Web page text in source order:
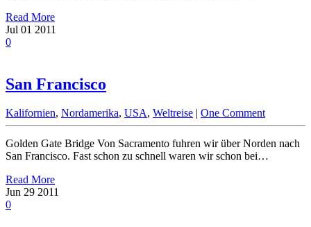
Read More
Jul 01 2011
0
San Francisco
Kalifornien, Nordamerika, USA, Weltreise | One Comment
Golden Gate Bridge Von Sacramento fuhren wir über Norden nach
San Francisco. Fast schon zu schnell waren wir schon bei…
Read More
Jun 29 2011
0